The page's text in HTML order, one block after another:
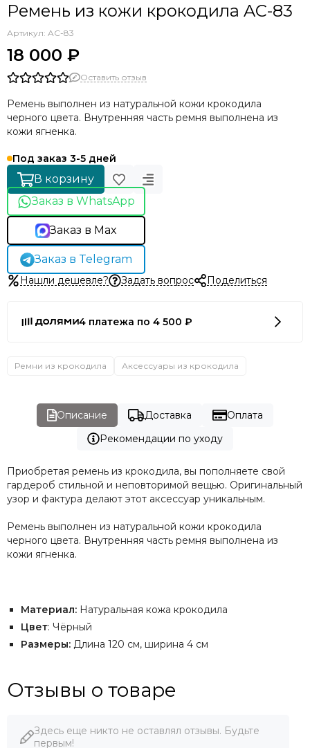
Ремень из кожи крокодила AC-83
Артикул: AC-83
18 000 ₽
Оставить отзыв
Ремень выполнен из натуральной кожи крокодила
черного цвета. Внутренняя часть ремня выполнена из
кожи ягненка.
Под заказ 3-5 дней
В корзину
Заказ в WhatsApp
Заказ в Max
Заказ в Telegram
Нашли дешевле? Задать вопрос Поделиться
4 платежа по 4 500 ₽
Ремни из крокодила Аксессуары из крокодила
Описание Доставка
Оплата
Рекомендации по уходу
Приобретая ремень из крокодила, вы пополняете свой
гардероб стильной и неповторимой вещью. Оригинальный
узор и фактура делают этот аксессуар уникальным.
Ремень выполнен из натуральной кожи крокодила
черного цвета. Внутренняя часть ремня выполнена из
кожи ягненка.
Материал: Натуральная кожа крокодила
Цвет: Чёрный
Размеры: Длина 120 см, ширина 4 см
Отзывы о товаре
Здесь еще никто не оставлял отзывы. Будьте
первым!